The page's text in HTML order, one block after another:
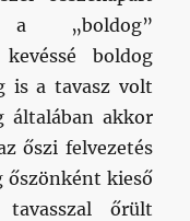
a „boldog”
boldog
is a tavasz volt
általában akkor
őszi felvezetés
kieső
tavasszal őrült